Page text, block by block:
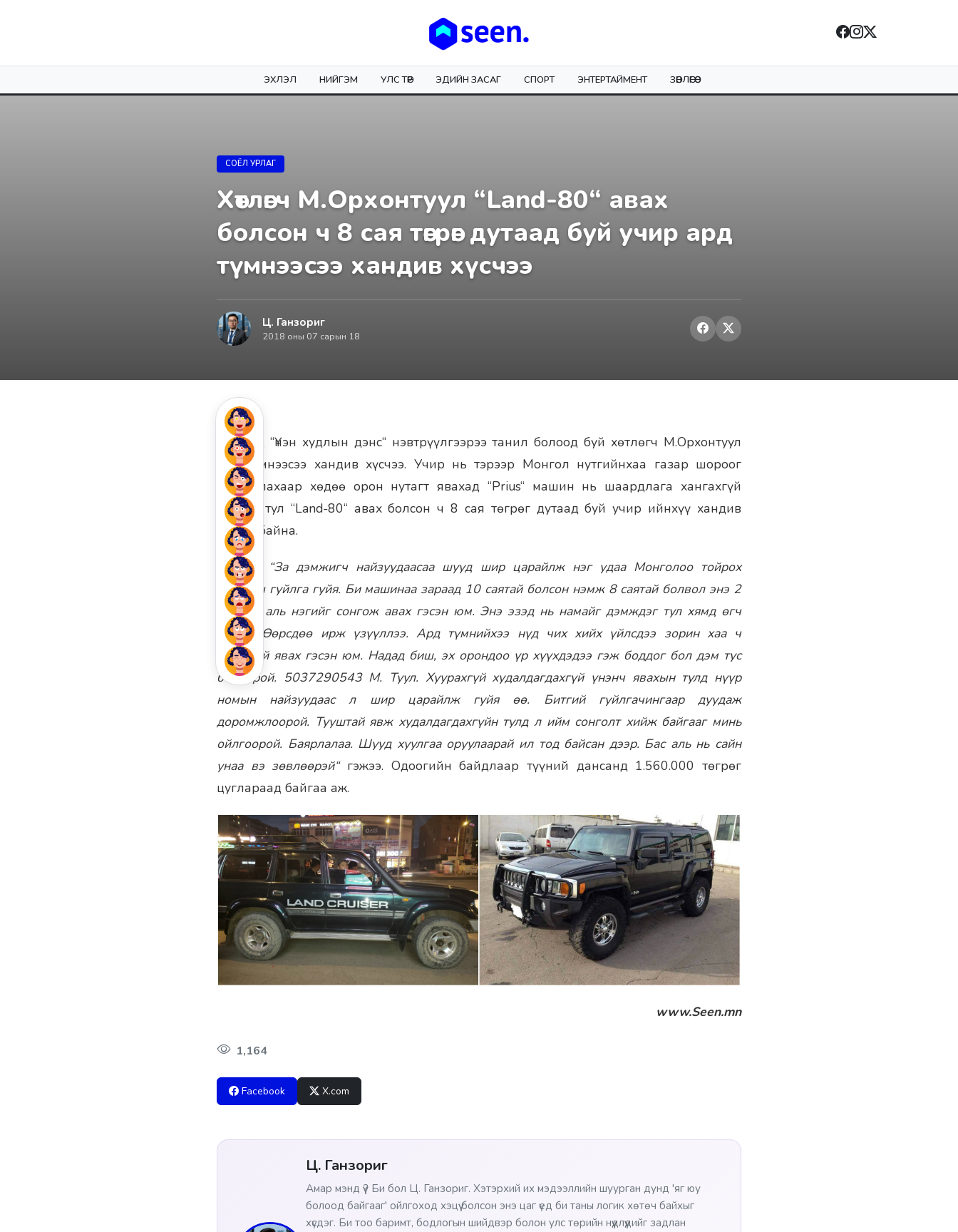
ЭХЛЭЛ НИЙГЭМ УЛС ТӨР ЭДИЙН ЗАСАГ СПОРТ ЭНТЕРТАЙМЕНТ ЗӨВЛӨГӨӨ
СОЁЛ УРЛАГ
Хөтлөгч М.Орхонтуул “Land-80“ авах
болсон ч 8 сая төгрөг дутаад буй учир ард
түмнээсээ хандив хүсчээ
Ц. Ганзориг
2018 оны 07 сарын 18
Үзэгчдэд “Үнэн худлын дэнс“ нэвтрүүлгээрээ танил болоод буй хөтлөгч М.Орхонтуул
ард түмнээсээ хандив хүсчээ. Учир нь тэрээр Монгол нутгийнхаа газар шороог
хамгаалахаар хөдөө орон нутагт явахад “Prius“ машин нь шаардлага хангахгүй
байгаа тул “Land-80“ авах болсон ч 8 сая төгрөг дутаад буй учир ийнхүү хандив
хүссэн байна.
Тэрээр:
“За дэмжигч найзуудаасаа шууд шир царайлж нэг удаа Монголоо тойрох
машины гуйлга гуйя. Би машинаа зараад 10 саятай болсон нэмж 8 саятай болвол энэ 2
унааны аль нэгийг сонгож авах гэсэн юм. Энэ эзэд нь намайг дэмждэг тул хямд өгч
байна. Өөрсдөө ирж үзүүллээ. Ард түмнийхээ нүд чих хийх үйлсдээ зорин хаа ч
гацахгүй явах гэсэн юм. Надад биш, эх орондоо үр хүүхдэдээ гэж боддог бол дэм тус
болоорой. 5037290543 М. Туул. Хуурахгүй худалдагдахгүй үнэнч явахын тулд нүүр
номын найзуудаас л шир царайлж гуйя өө. Битгий гуйлгачингаар дуудаж
доромжлоорой. Тууштай явж худалдагдахгүйн тулд л ийм сонголт хийж байгааг минь
ойлгоорой. Баярлалаа. Шууд хуулгаа оруулаарай ил тод байсан дээр. Бас аль нь сайн
унаа вэ зөвлөөрэй“гэжээ. Одоогийн байдлаар түүний дансанд 1.560.000 төгрөг
цуглараад байгаа аж.
www.Seen.mn
1,164
Facebook X.com
Ц. Ганзориг
Амар мэнд үү? Би бол Ц. Ганзориг. Хэтэрхий их мэдээллийн шуурган дунд 'яг юу
болоод байгааг' ойлгоход хэцүү болсон энэ цаг үед би таны логик хөтөч байхыг
хүсдэг. Би тоо баримт, бодлогын шийдвэр болон улс төрийн нүүдлүүдийг задлан